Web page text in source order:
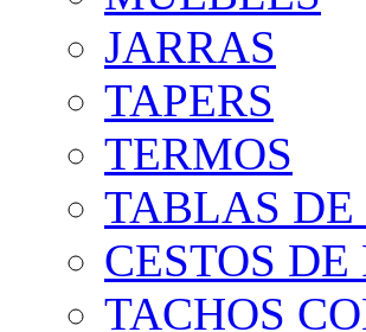
JARRAS
TAPERS
TERMOS
TABLAS DE
CESTOS DE
TACHOS